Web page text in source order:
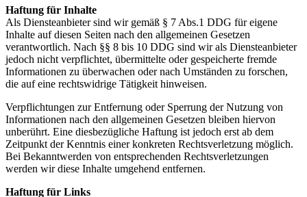
Haftung für Inhalte
Als Diensteanbieter sind wir gemäß § 7 Abs.1 DDG für eigene
Inhalte auf diesen Seiten nach den allgemeinen Gesetzen
verantwortlich. Nach §§ 8 bis 10 DDG sind wir als Diensteanbieter
jedoch nicht verpflichtet, übermittelte oder gespeicherte fremde
Informationen zu überwachen oder nach Umständen zu forschen,
die auf eine rechtswidrige Tätigkeit hinweisen.
Verpflichtungen zur Entfernung oder Sperrung der Nutzung von
Informationen nach den allgemeinen Gesetzen bleiben hiervon
unberührt. Eine diesbezügliche Haftung ist jedoch erst ab dem
Zeitpunkt der Kenntnis einer konkreten Rechtsverletzung möglich.
Bei Bekanntwerden von entsprechenden Rechtsverletzungen
werden wir diese Inhalte umgehend entfernen.
Haftung für Links